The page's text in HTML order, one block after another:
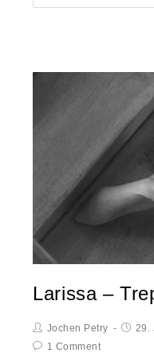
Larissa –
Jochen Petry 29.
1 Comment